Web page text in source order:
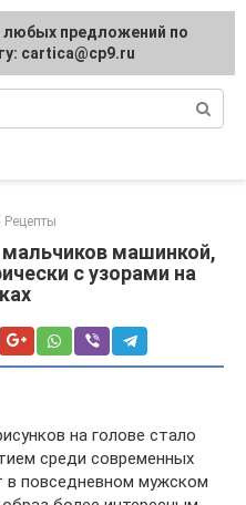
Рецепты
мальчиков машинкой,
с узорами на
на голове стало
среди современных
повседневном мужском
любых предложений по
cartica@cp9.ru